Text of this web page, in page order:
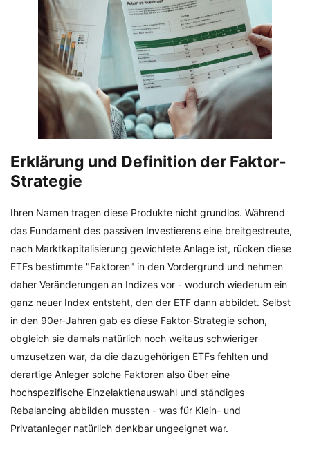
Erklärung und Definition der Faktor-
Strategie
Ihren Namen tragen diese Produkte nicht grundlos. Während
das Fundament des passiven Investierens eine breitgestreute,
nach Marktkapitalisierung gewichtete Anlage ist, rücken diese
ETFs bestimmte "Faktoren" in den Vordergrund und nehmen
daher Veränderungen an Indizes vor - wodurch wiederum ein
ganz neuer Index entsteht, den der ETF dann abbildet. Selbst
in den 90er-Jahren gab es diese Faktor-Strategie schon,
obgleich sie damals natürlich noch weitaus schwieriger
umzusetzen war, da die dazugehörigen ETFs fehlten und
derartige Anleger solche Faktoren also über eine
hochspezifische Einzelaktienauswahl und ständiges
Rebalancing abbilden mussten - was für Klein- und
Privatanleger natürlich denkbar ungeeignet war.